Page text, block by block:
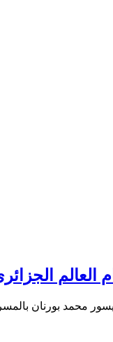
العالم
محمد بورنان